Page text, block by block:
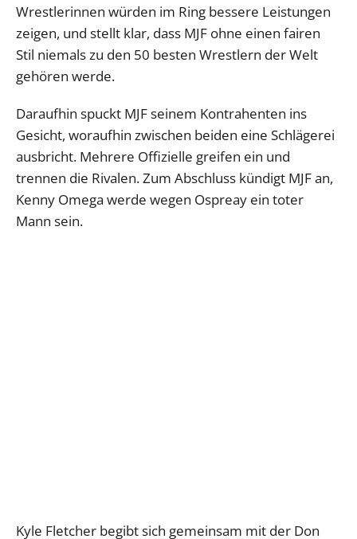
Wrestlerinnen würden im Ring bessere Leistungen
zeigen, und stellt klar, dass MJF ohne einen fairen
Stil niemals zu den 50 besten Wrestlern der Welt
gehören werde.
Daraufhin spuckt MJF seinem Kontrahenten ins
Gesicht, woraufhin zwischen beiden eine Schlägerei
ausbricht. Mehrere Offizielle greifen ein und
trennen die Rivalen. Zum Abschluss kündigt MJF an,
Kenny Omega werde wegen Ospreay ein toter
Mann sein.
Kyle Fletcher begibt sich gemeinsam mit der Don